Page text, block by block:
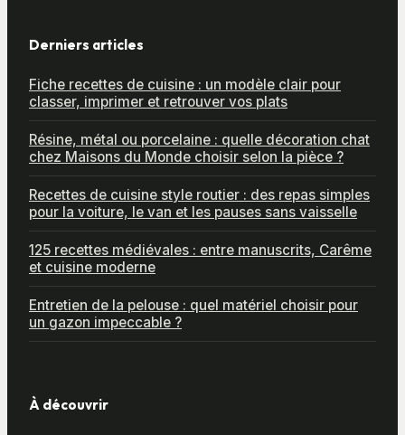
Derniers articles
Fiche recettes de cuisine : un modèle clair pour
classer, imprimer et retrouver vos plats
Résine, métal ou porcelaine : quelle décoration chat
chez Maisons du Monde choisir selon la pièce ?
Recettes de cuisine style routier : des repas simples
pour la voiture, le van et les pauses sans vaisselle
125 recettes médiévales : entre manuscrits, Carême
et cuisine moderne
Entretien de la pelouse : quel matériel choisir pour
un gazon impeccable ?
À découvrir